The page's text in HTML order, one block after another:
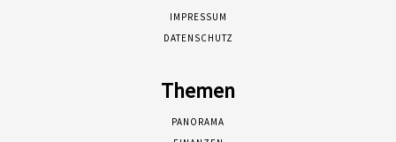
IMPRESSUM
DATENSCHUTZ
Themen
PANORAMA